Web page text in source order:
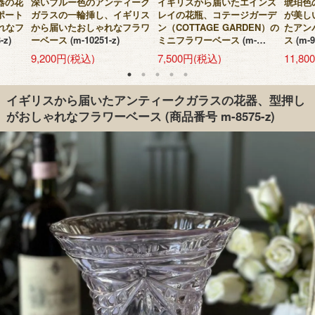
ート
なフ
z)
ガラスの一輪挿し、イギリス
から届いたおしゃれなフラワ
ーベース (m-10251-z)
9,200円(税込)
レイの花瓶、コテージガーデ
ン（COTTAGE GARDEN）の
ミニフラワーベース (m-
10402-z)
7,500円(税込)
が美し
たアン
ス (m-
イギリスから届いたアンティークガラスの花器、型押し
がおしゃれなフラワーベース (商品番号 m-8575-z)